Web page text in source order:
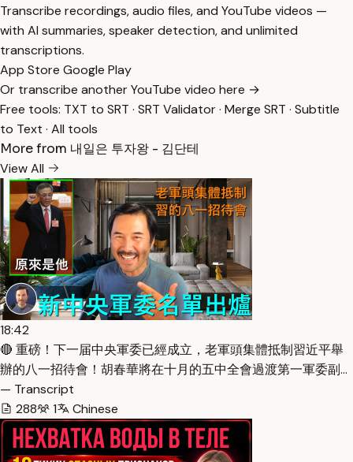
Transcribe recordings, audio files, and YouTube videos —
with AI summaries, speaker detection, and unlimited
transcriptions.
App Store Google Play
Or transcribe another YouTube video here →
Free tools: TXT to SRT · SRT Validator· Merge SRT · Subtitle
to Text · All tools
More from 내일은 투자왕 - 김단테
View All
18:42
🔴 重磅！下一届中央軍委已經成立，老軍頭集體抵制習近平舉
辦的八一招待會！胡春華將在十月的五中全會過渡第一軍委副…
— Transcript
288
1 Chinese